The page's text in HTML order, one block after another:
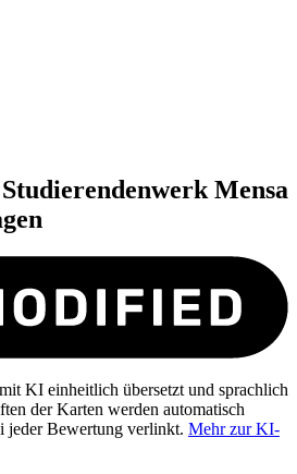
Studierendenwerk Mensa
KI einheitlich übersetzt und sprachlich
der Karten werden automatisch
jeder Bewertung verlinkt. Mehr zur KI-